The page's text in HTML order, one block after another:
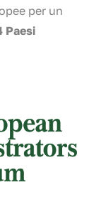
per un
Paesi